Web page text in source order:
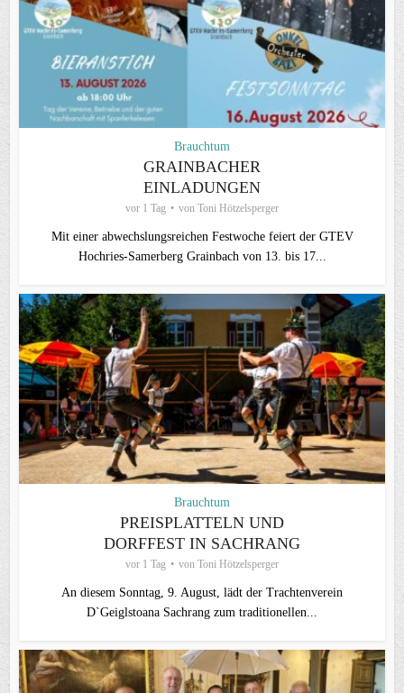
Brauchtum
GRAINBACHER
EINLADUNGEN
vor 1 Tag von Toni Hötzelsperger
Mit einer abwechslungsreichen Festwoche feiert der GTEV
Hochries-Samerberg Grainbach von 13. bis 17...
Brauchtum
PREISPLATTELN UND
DORFFEST IN SACHRANG
vor 1 Tag von Toni Hötzelsperger
An diesem Sonntag, 9. August, lädt der Trachtenverein
D`Geiglstoana Sachrang zum traditionellen...